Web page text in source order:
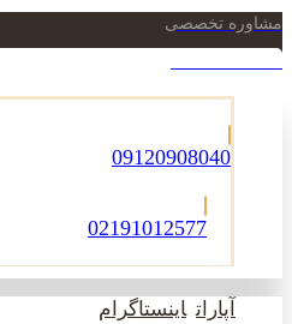
مشاوره تخصصی
09120908040
02191012577
آپارات اینستاگرام